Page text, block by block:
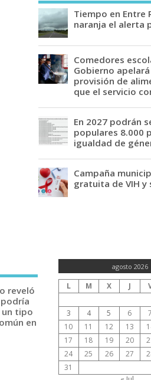
Tiempo en Entre
naranja el alerta
Comedores
Gobierno
provisión de
que el servicio
En 2027 podrán
populares 8.000
igualdad de
Campaña
gratuita de VIH y
reveló
tipo
en
agosto 2026
L M X J
3
4 5 6 7
10
11 12 13
17
18 19 20
24
25 26 27
31